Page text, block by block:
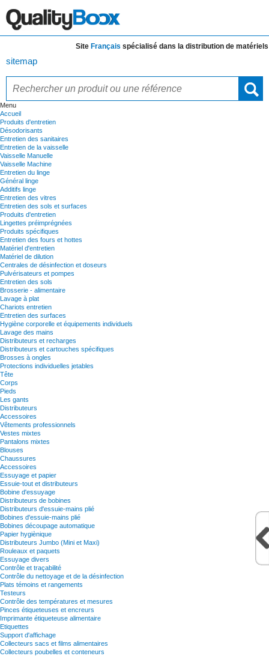
SiteFrançaisspécialisé dans la distribution de matériels et
sitemap
Menu
Accueil
Produits d'entretien
Désodorisants
Entretien des sanitaires
Entretien de la vaisselle
Vaisselle Manuelle
Vaisselle Machine
Entretien du linge
Général linge
Additifs linge
Entretien des vitres
Entretien des sols et surfaces
Produits d'entretien
Lingettes préimprégnées
Produits spécifiques
Entretien des fours et hottes
Matériel d'entretien
Matériel de dilution
Centrales de désinfection et doseurs
Pulvérisateurs et pompes
Entretien des sols
Brosserie - alimentaire
Lavage à plat
Chariots entretien
Entretien des surfaces
Hygiène corporelle et équipements individuels
Lavage des mains
Distributeurs et recharges
Distributeurs et cartouches spécifiques
Brosses à ongles
Protections individuelles jetables
Tête
Corps
Pieds
Les gants
Distributeurs
Accessoires
Vêtements professionnels
Vestes mixtes
Pantalons mixtes
Blouses
Chaussures
Accessoires
Essuyage et papier
Essuie-tout et distributeurs
Bobine d'essuyage
Distributeurs de bobines
Distributeurs d'essuie-mains plié
Bobines d'essuie-mains plié
Bobines découpage automatique
Papier hygiènique
Distributeurs Jumbo (Mini et Maxi)
Rouleaux et paquets
Essuyage divers
Contrôle et traçabilité
Contrôle du nettoyage et de la désinfection
Plats témoins et rangements
Testeurs
Contrôle des températures et mesures
Pinces étiqueteuses et encreurs
Imprimante étiqueteuse alimentaire
Etiquettes
Support d'affichage
Collecteurs sacs et films alimentaires
Collecteurs poubelles et conteneurs